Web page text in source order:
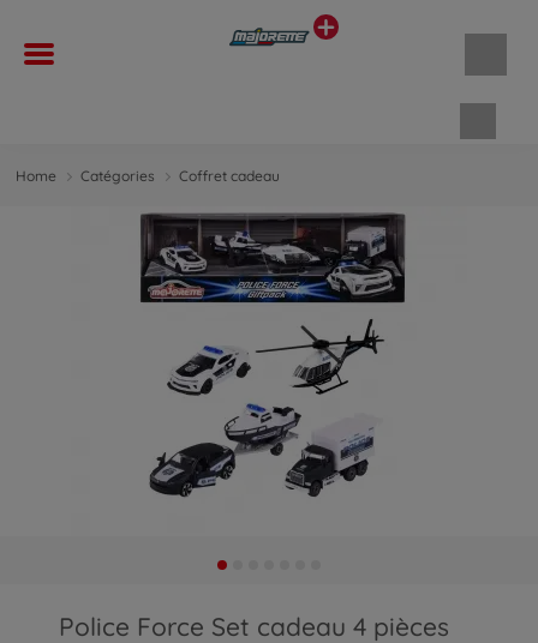
Home Catégories Coffret cadeau
Police Force Set cadeau 4 pièces